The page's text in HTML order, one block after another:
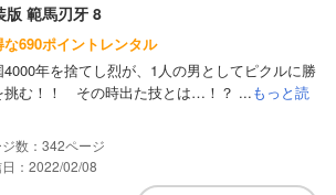
版 範馬刃牙 8
な690ポイントレンタル
4000年を捨てし烈が、1人の男としてピクルに勝
挑む！！ その時出た技とは…！？ ...もっと読
342
：2022/02/08